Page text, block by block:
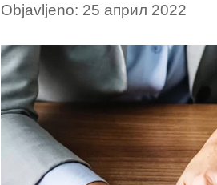
Objavljeno: 25 април 2022